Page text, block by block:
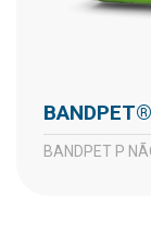
BANDPET®
BANDPET P